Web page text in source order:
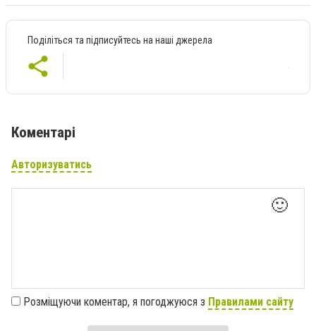
Поділіться та підписуйтесь на наші джерела
Коментарі
Авторизуватись
🙂
Розміщуючи коментар, я погоджуюся з Правилами сайту